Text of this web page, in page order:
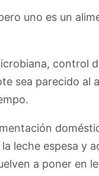
uno es un
control
sea parecido al
leche espesa y
a poner en